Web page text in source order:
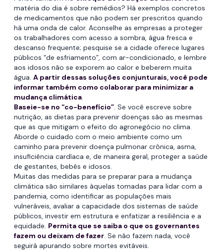
matéria do dia é sobre remédios? Há exemplos concretos
de medicamentos que não podem ser prescritos quando
há uma onda de calor. Aconselhe as empresas a proteger
os trabalhadores com acesso a sombra, água fresca e
descanso frequente; pesquise se a cidade oferece lugares
públicos “de esfriamento”, com ar-condicionado, e lembre
aos idosos não se exporem ao calor e beberem muita
água. A partir dessas soluções conjunturais, você pode
informar também como colaborar para minimizar a
mudança climática.
Baseie-se no “co-benefício”. Se você escreve sobre
nutrição, as dietas para prevenir doenças são as mesmas
que as que mitigam o efeito do agronegócio no clima.
Aborde o cuidado com o meio ambiente como um
caminho para prevenir doença pulmonar crônica, asma,
insuficiência cardíaca e, de maneira geral, proteger a saúde
de gestantes, bebês e idosos.
Muitas das medidas para se preparar para a mudança
climática são similares àquelas tomadas para lidar com a
pandemia, como identificar as populações mais
vulneráveis, avaliar a capacidade dos sistemas de saúde
públicos, investir em estrutura e enfatizar a resiliência e a
equidade. Permita que se saiba o que os governantes
fazem ou deixam de fazer. Se não fazem nada, você
seguirá apurando sobre mortes evitáveis.